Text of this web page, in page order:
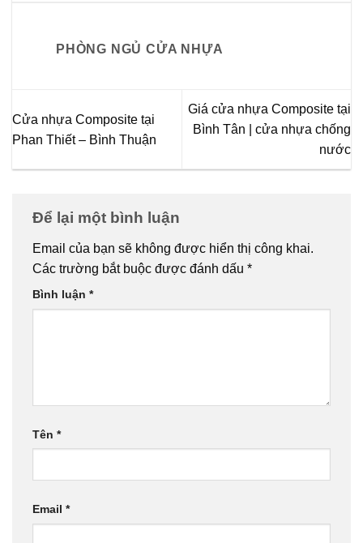
PHÒNG NGỦ CỬA NHỰA
Cửa nhựa Composite tại
Phan Thiết – Bình Thuận
Giá cửa nhựa Composite tại
Bình Tân | cửa nhựa chống
nước
Để lại một bình luận
Email của bạn sẽ không được hiển thị công khai.
Các trường bắt buộc được đánh dấu *
Bình luận *
Tên *
Email *